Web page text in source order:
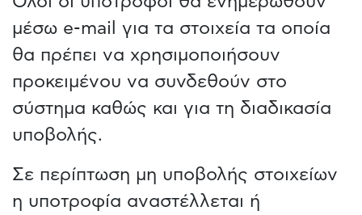
μέσω e-mail για τα στοιχεία τα οποία
θα πρέπει να χρησιμοποιήσουν
προκειμένου να συνδεθούν στο
σύστημα καθώς και για τη διαδικασία
υποβολής.
Σε περίπτωση μη υποβολής στοιχείων
η υποτροφία αναστέλλεται ή